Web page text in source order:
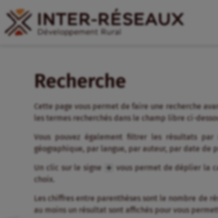
Recherche
Cette page vous permet de faire une recherche
les termes recherchés dans le champ libre ci-
Vous pouvez également filtrer les résultats
géographique, par langue, par auteur, par date de
Un clic sur le signe
vous permet de déplier la
choix.
Les chiffres entre parenthèses sont le nombre de
au moins un résultat sont affichés pour vous